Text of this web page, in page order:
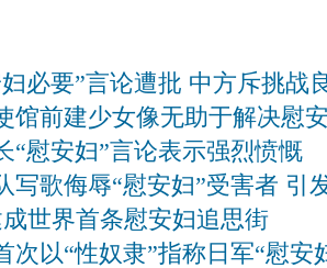
必要”言论遭批 中方斥挑战
馆前建少女像无助于解决慰
“慰安妇”言论表示强烈愤慨
写歌侮辱“慰安妇”受害者 引
世界首条慰安妇追思街
次以“性奴隶”指称日军“慰安